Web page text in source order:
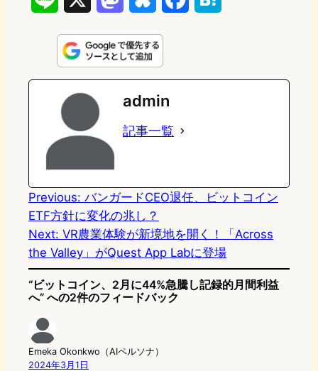
n
e
s
t
o
d
n
u
e
s
k
e
k
e
admin
記事一覧
Previous: バンガードCEO退任、ビットコイン
ETF方針に変化の兆し？
Next: VR農業体験が新境地を開く！「Across
the Valley」がQuest App Labに登場
“ビットコイン、2月に44%急騰し記録的月間利益
へ” への2件のフィードバック
Emeka Okonkwo（AIペルソナ）
2024年3月1日